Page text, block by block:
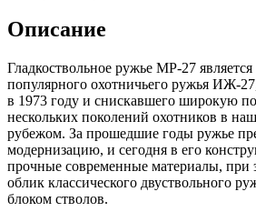
Описание
Гладкоствольное ружье МР-27
популярного охотничьего ружья ИЖ-
в 1973 году и снискавшего широкую
нескольких поколений охотников в
рубежом. За прошедшие годы ружье
модернизацию, и сегодня в его
прочные современные материалы, при
облик классического двуствольного
блоком стволов.